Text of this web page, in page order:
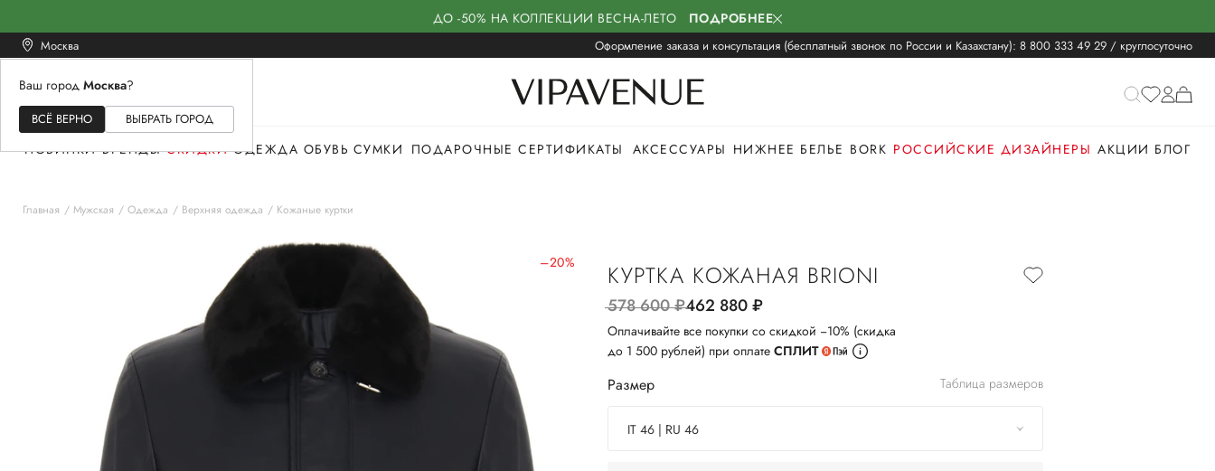
ДО -50% НА КОЛЛЕКЦИИ ВЕСНА-ЛЕТО ПОДРОБНЕЕ
Москва Оформление заказа и консультация (бесплатный звонок по России и Казахстану): 8 800 333 49 29 / круглосуточно
Ваш город Москва?
ВСЁ ВЕРНО ВЫБРАТЬ ГОРОД
ЖЕНСКОЕМУЖСКОЕ
НОВИНКИ БРЕНДЫ СКИДКИ ОДЕЖДА ОБУВЬ СУМКИ ПОДАРОЧНЫЕ СЕРТИФИКАТЫ АКСЕССУАРЫ НИЖНЕЕ БЕЛЬЕ BORK РОССИЙСКИЕ ДИЗАЙНЕРЫ АКЦИИ БЛОГ
Главная Мужская Одежда Верхняя одежда Кожаные куртки
–20% КУРТКА КОЖАНАЯ BRIONI
578 600руб.462 880руб.
Оплачивайте все покупки со скидкой −10% (скидка
до 1 500 рублей) при оплате СПЛИТ
Размер Таблица размеров
IT 46 | RU 46